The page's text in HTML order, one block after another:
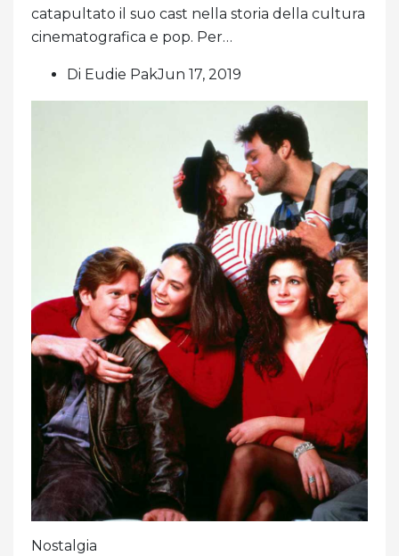
catapultato il suo cast nella storia della cultura
cinematografica e pop. Per…
Di Eudie PakJun 17, 2019
Nostalgia